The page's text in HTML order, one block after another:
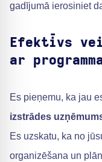
gadījumā ierosiniet
Efektīvs
ar
Es pieņemu, ka jau
izstrādes
Es uzskatu, ka no
organizēšana un